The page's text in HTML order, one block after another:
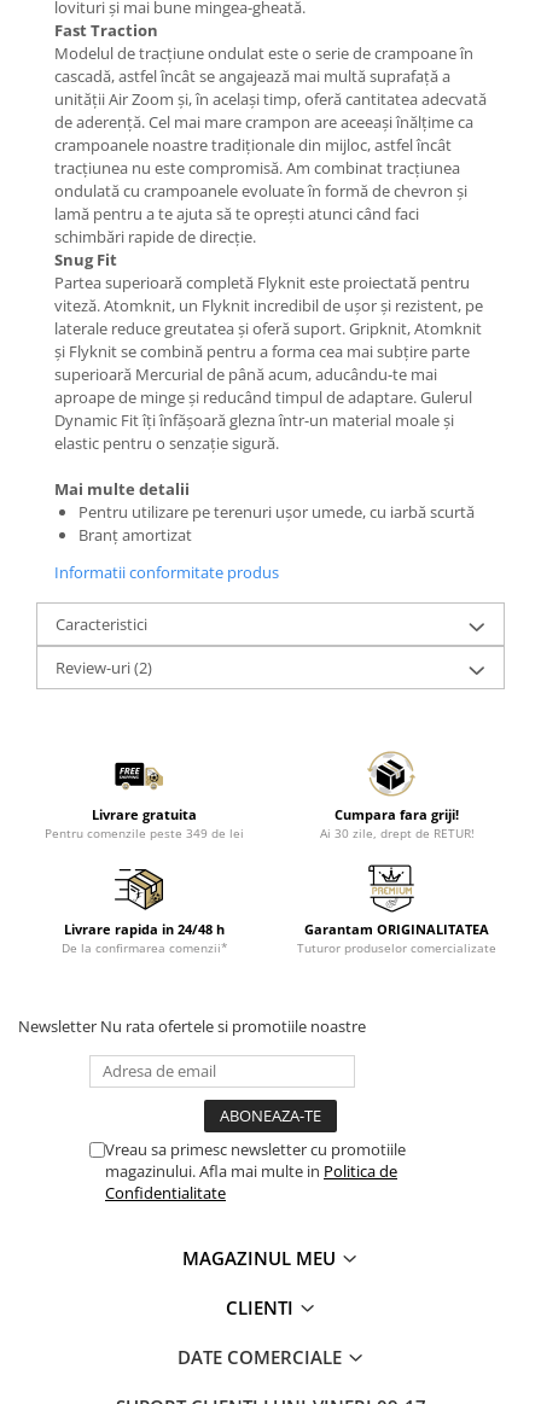
lovituri și mai bune mingea-gheată.
Fast Traction
Modelul de tracțiune ondulat este o serie de crampoane în
cascadă, astfel încât se angajează mai multă suprafață a
unității Air Zoom și, în același timp, oferă cantitatea adecvată
de aderență. Cel mai mare crampon are aceeași înălțime ca
crampoanele noastre tradiționale din mijloc, astfel încât
tracțiunea nu este compromisă. Am combinat tracțiunea
ondulată cu crampoanele evoluate în formă de chevron și
lamă pentru a te ajuta să te oprești atunci când faci
schimbări rapide de direcție.
Snug Fit
Partea superioară completă Flyknit este proiectată pentru
viteză. Atomknit, un Flyknit incredibil de ușor și rezistent, pe
laterale reduce greutatea și oferă suport. Gripknit, Atomknit
și Flyknit se combină pentru a forma cea mai subțire parte
superioară Mercurial de până acum, aducându-te mai
aproape de minge și reducând timpul de adaptare. Gulerul
Dynamic Fit îți înfășoară glezna într-un material moale și
elastic pentru o senzație sigură.
Mai multe detalii
Pentru utilizare pe terenuri ușor umede, cu iarbă scurtă
Branț amortizat
Informatii conformitate produs
Caracteristici
Review-uri(2)
Livrare gratuita
Pentru comenzile peste 349 de lei
Cumpara fara griji!
Ai 30 zile, drept de RETUR!
Livrare rapida in 24/48 h
De la confirmarea comenzii*
Garantam ORIGINALITATEA
Tuturor produselor comercializate
Newsletter Nu rata ofertele si promotiile noastre
Vreau sa primesc newsletter cu promotiile
magazinului. Afla mai multe in Politica de
Confidentialitate
MAGAZINUL MEU
CLIENTI
DATE COMERCIALE